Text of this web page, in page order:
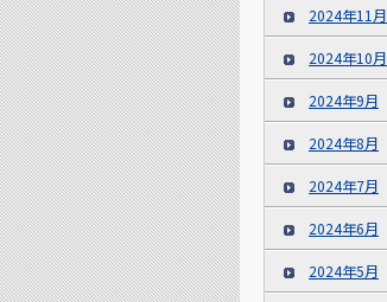
2024年11月
2024年10月
2024年9月
2024年8月
2024年7月
2024年6月
2024年5月